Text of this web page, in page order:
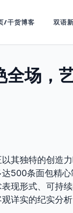
/干货博客 双语
其独特的创造
500条面包精
现形式、可持
详实的纪实分